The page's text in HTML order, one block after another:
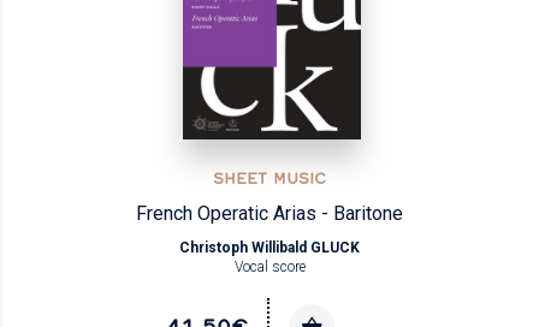
SHEET MUSIC
French Operatic Arias - Baritone
Christoph Willibald GLUCK
Vocal score